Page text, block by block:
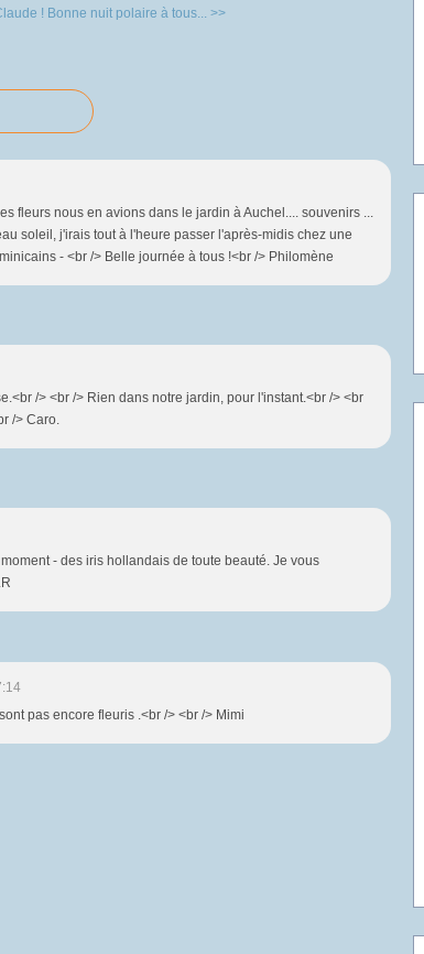
! Bonne nuit polaire à tous... >>
fleurs nous en avions dans le jardin à Auchel.... souvenirs ...
soleil, j'irais tout à l'heure passer l'après-midis chez une
- <br /> Belle journée à tous !<br /> Philomène
/> <br /> Rien dans notre jardin, pour l'instant.<br /> <br
/> Caro.
- des iris hollandais de toute beauté. Je vous
pas encore fleuris .<br /> <br /> Mimi